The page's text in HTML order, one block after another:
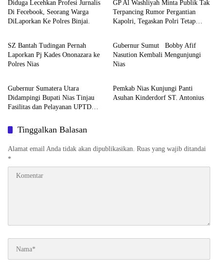
Diduga Lecehkan Profesi Jurnalis
Di Fecebook, Seorang Warga
DiLaporkan Ke Polres Binjai.
GP Al Washliyah Minta Publik Tak
Terpancing Rumor Pergantian
Kapolri, Tegaskan Polri Tetap
Berita
SZ Bantah Tudingan Pernah
Laporkan Pj Kades Ononazara ke
Polres Nias
Berita
Gubernur Sumut Bobby Afif
Nasution Kembali Mengunjungi
Nias
Berita
Gubernur Sumatera Utara
Didampingi Bupati Nias Tinjau
Fasilitas dan Pelayanan UPTD
Berita
Pemkab Nias Kunjungi Panti
Asuhan Kinderdorf ST. Antonius
Tinggalkan Balasan
Alamat email Anda tidak akan dipublikasikan. Ruas yang wajib ditandai
*